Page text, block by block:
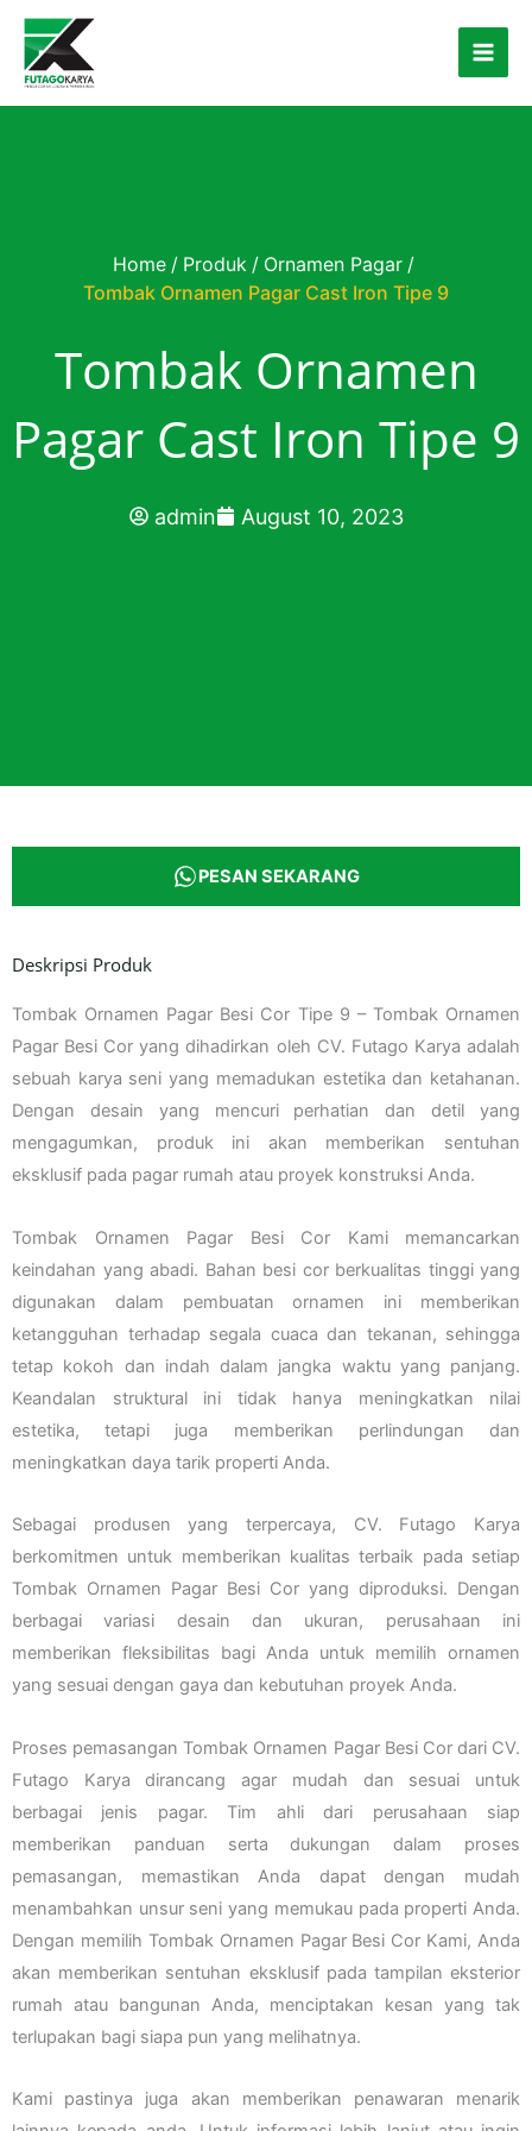
Skip to content
Home / Produk / Ornamen Pagar /
Tombak Ornamen Pagar Cast Iron Tipe 9
Tombak Ornamen
Pagar Cast Iron Tipe 9
admin August 10, 2023
PESAN SEKARANG
Deskripsi Produk
Tombak Ornamen Pagar Besi Cor Tipe 9 – Tombak Ornamen
Pagar Besi Cor yang dihadirkan oleh CV. Futago Karya adalah
sebuah karya seni yang memadukan estetika dan ketahanan.
Dengan desain yang mencuri perhatian dan detil yang
mengagumkan, produk ini akan memberikan sentuhan
eksklusif pada pagar rumah atau proyek konstruksi Anda.
Tombak Ornamen Pagar Besi Cor Kami memancarkan
keindahan yang abadi. Bahan besi cor berkualitas tinggi yang
digunakan dalam pembuatan ornamen ini memberikan
ketangguhan terhadap segala cuaca dan tekanan, sehingga
tetap kokoh dan indah dalam jangka waktu yang panjang.
Keandalan struktural ini tidak hanya meningkatkan nilai
estetika, tetapi juga memberikan perlindungan dan
meningkatkan daya tarik properti Anda.
Sebagai produsen yang terpercaya, CV. Futago Karya
berkomitmen untuk memberikan kualitas terbaik pada setiap
Tombak Ornamen Pagar Besi Cor yang diproduksi. Dengan
berbagai variasi desain dan ukuran, perusahaan ini
memberikan fleksibilitas bagi Anda untuk memilih ornamen
yang sesuai dengan gaya dan kebutuhan proyek Anda.
Proses pemasangan Tombak Ornamen Pagar Besi Cor dari CV.
Futago Karya dirancang agar mudah dan sesuai untuk
berbagai jenis pagar. Tim ahli dari perusahaan siap
memberikan panduan serta dukungan dalam proses
pemasangan, memastikan Anda dapat dengan mudah
menambahkan unsur seni yang memukau pada properti Anda.
Dengan memilih Tombak Ornamen Pagar Besi Cor Kami, Anda
akan memberikan sentuhan eksklusif pada tampilan eksterior
rumah atau bangunan Anda, menciptakan kesan yang tak
terlupakan bagi siapa pun yang melihatnya.
Kami pastinya juga akan memberikan penawaran menarik